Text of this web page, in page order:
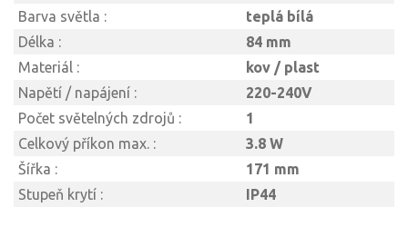
Barva světla :
teplá bílá
Délka :
84 mm
Materiál :
kov / plast
Napětí / napájení :
220-240V
Počet světelných zdrojů :
1
Celkový příkon max. :
3.8 W
Šířka :
171 mm
Stupeň krytí :
IP44